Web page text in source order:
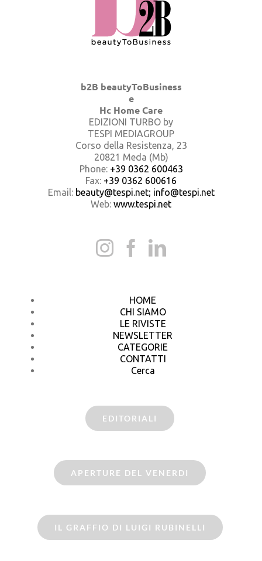
b2B beautyToBusiness
e
Hc Home Care
EDIZIONI TURBO by
TESPI MEDIAGROUP
Corso della Resistenza, 23
20821 Meda (Mb)
Phone: +39 0362 600463
Fax: +39 0362 600616
Email: beauty@tespi.net; info@tespi.net
Web: www.tespi.net
HOME
CHI SIAMO
LE RIVISTE
NEWSLETTER
CATEGORIE
CONTATTI
Cerca
EDITORIALI
APERTURE DEL VENERDI
IL GRAFFIO DI LUIGI RUBINELLI